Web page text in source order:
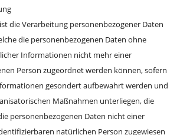
die Verarbeitung personenbezogener Daten
die personenbezogenen Daten ohne
Informationen nicht mehr einer
Person zugeordnet werden können, sofern
gesondert aufbewahrt werden und
Maßnahmen unterliegen, die
personenbezogenen Daten nicht einer
natürlichen Person zugewiesen